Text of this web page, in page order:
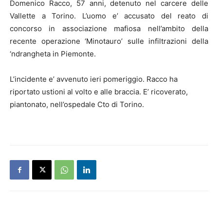
Domenico Racco, 57 anni, detenuto nel carcere delle
Vallette a Torino. L’uomo e’ accusato del reato di
concorso in associazione mafiosa nell’ambito della
recente operazione ‘Minotauro’ sulle infiltrazioni della
‘ndrangheta in Piemonte.
L’incidente e’ avvenuto ieri pomeriggio. Racco ha
riportato ustioni al volto e alle braccia. E’ ricoverato,
piantonato, nell’ospedale Cto di Torino.